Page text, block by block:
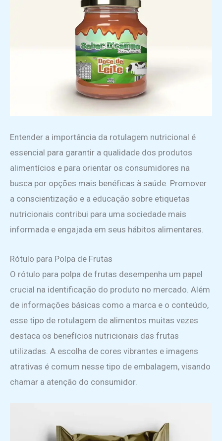
Entender a importância da rotulagem nutricional é
essencial para garantir a qualidade dos produtos
alimentícios e para orientar os consumidores na
busca por opções mais benéficas à saúde. Promover
a conscientização e a educação sobre etiquetas
nutricionais contribui para uma sociedade mais
informada e engajada em seus hábitos alimentares.
Rótulo para Polpa de Frutas
O rótulo para polpa de frutas desempenha um papel
crucial na identificação do produto no mercado. Além
de informações básicas como a marca e o conteúdo,
esse tipo de rotulagem de alimentos muitas vezes
destaca os benefícios nutricionais das frutas
utilizadas. A escolha de cores vibrantes e imagens
atrativas é comum nesse tipo de embalagem, visando
chamar a atenção do consumidor.